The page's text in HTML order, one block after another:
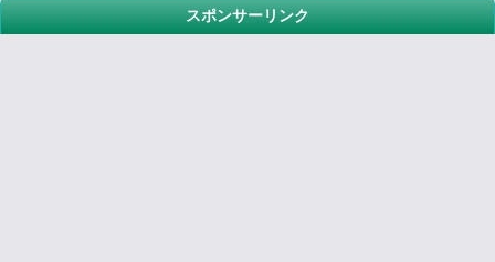
スポンサーリンク